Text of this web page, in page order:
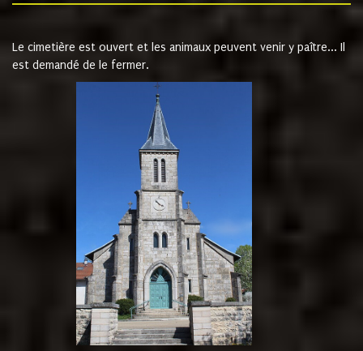
Le cimetière est ouvert et les animaux peuvent venir y paître... Il
est demandé de le fermer.